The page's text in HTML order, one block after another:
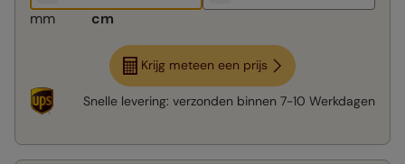
mm cm
Krijg meteen een prijs
Snelle levering: verzonden binnen 7-10 Werkdagen